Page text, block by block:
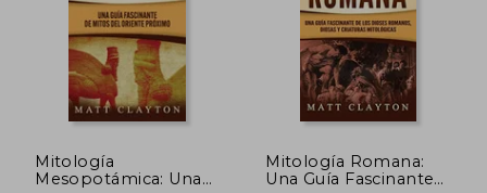
45%
dcto.
$ 177.500 45%
dcto.
Mitología
Mesopotámica: Una
Mitología Romana:
Una Guía Fascinante